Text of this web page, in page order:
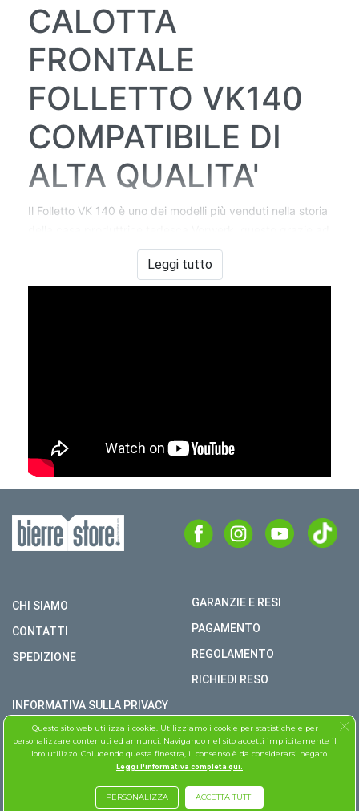
CALOTTA
FRONTALE
FOLLETTO VK140
COMPATIBILE DI
ALTA QUALITA'
Il Folletto VK 140 è uno dei modelli più venduti nella storia
un'ottima solidità a livello di prestazioni.
Può capitare però che durante l'utilizzo di tutti i giorni
Leggi tutto
CHI SIAMO
CONTATTI
SPEDIZIONE
GARANZIE E RESI
PAGAMENTO
REGOLAMENTO
RICHIEDI RESO
INFORMATIVA SULLA PRIVACY
COPYRIGHT © BIERRE STORE S.R.L. P.I. 02979990609
TUTTI I DIRITTI RISERVATI
Questo sito web utilizza i cookie. Utilizziamo i cookie per statistiche e per
personalizzare contenuti ed annunci. Navigando nel sito accetti implicitamente il
loro utilizzo. Chiudendo questa finestra, il consenso è da considerarsi negato.
Leggi l'informativa completa qui.
PERSONALIZZA ACCETTA TUTTI